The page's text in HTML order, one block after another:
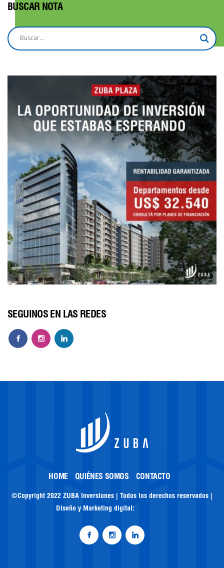
BUSCAR NOTA
SEGUINOS EN LAS REDES
HOME QUIÉNES SOMOS CONTACTO
©Copyright 2022 ZUBA Inversiones | Todos los derechos reservados |
Diseño y Marketing digital: